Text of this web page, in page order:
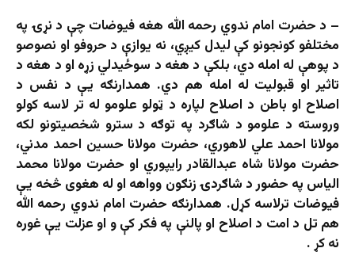
– د حضرت امام ندوي رحمه الله هغه فیوضات چې د نړۍ په
مختلفو کونجونو کې لیدل کیږي، نه یوازې د حروفو او نصوصو
د پوهې له امله دي، بلکې د هغه د سوځیدلي زړه او د هغه د
تاثیر او قبولیت له امله هم دي. همدارنګه یې د نفس د
اصلاح او باطن د اصلاح لپاره د ټولو علومو له تر لاسه کولو
وروسته د علومو د شاګرد په توګه د سترو شخصیتونو لکه
مولانا احمد علي لاهوري، حضرت مولانا حسین احمد مدني،
حضرت مولانا شاه عبدالقادر رایپوري او حضرت مولانا محمد
الیاس په حضور د شاګردۍ زنګون وواهه او له هغوی څخه یې
فیوضات ترلاسه کړل. همدارنګه حضرت امام ندوي رحمه الله
هم تل د امت د اصلاح او پالنې په فکر کې و او عزلت یې غوره
نه کړ .